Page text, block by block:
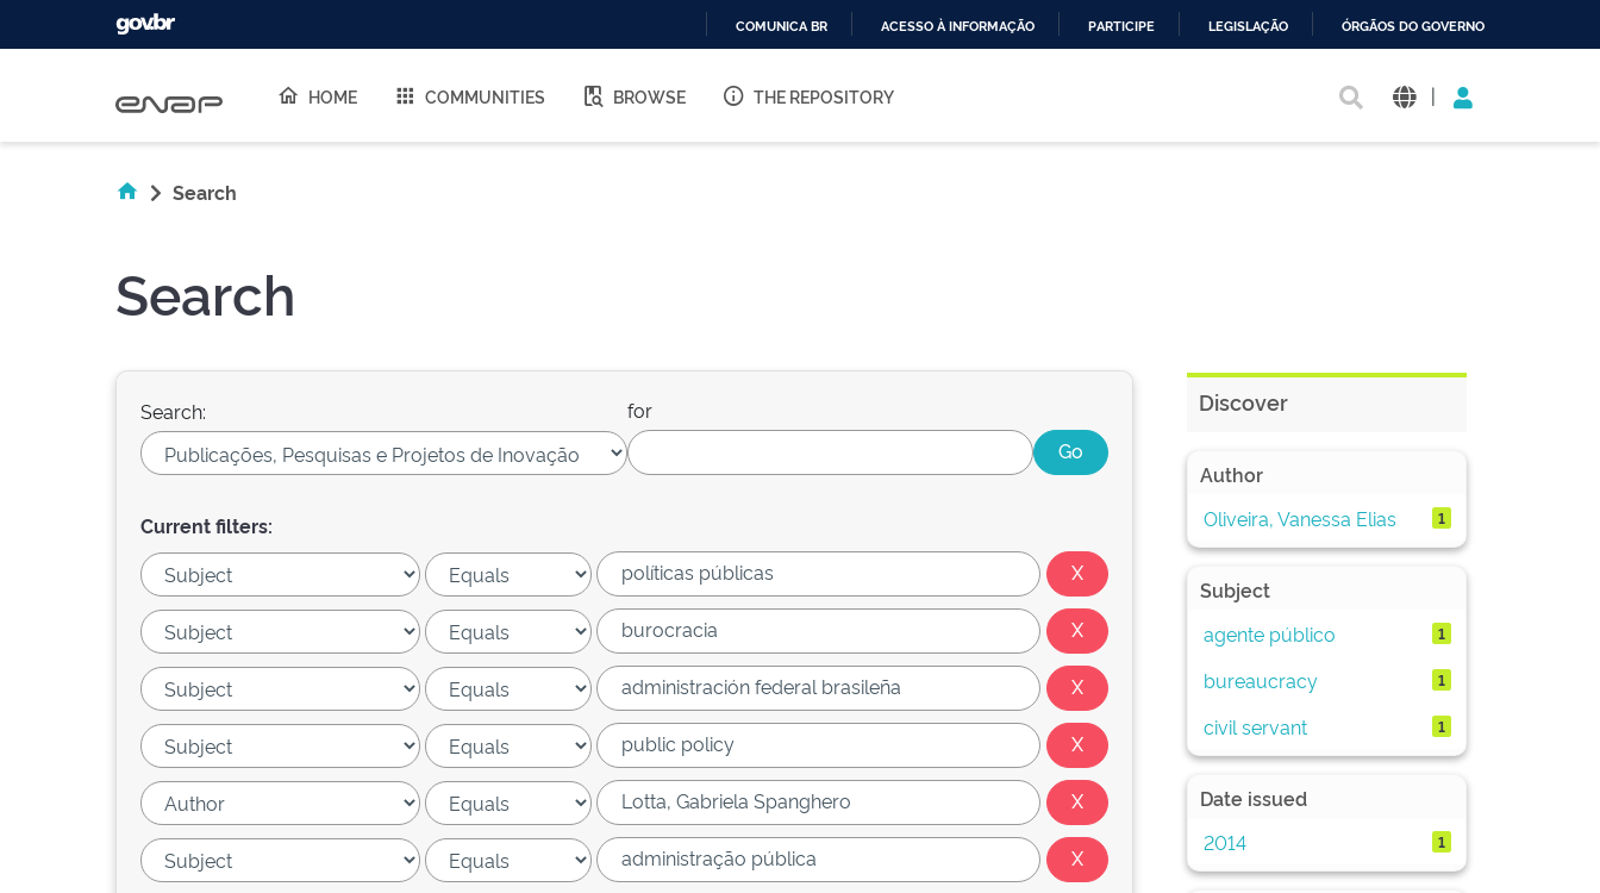
O
COMUNICA BR ACESSO À INFORMAÇÃO PARTICIPE LEGISLAÇÃO ÓRGÃOS DO GOVERNO
HOME COMMUNITIES BROWSE THE REPOSITORY |
Search
Search
Search: for
Current filters:
Discover
Author
Oliveira, Vanessa Elias
1
Subject
agente público
1
bureaucracy 1
civil servant 1
Date issued
2014
1